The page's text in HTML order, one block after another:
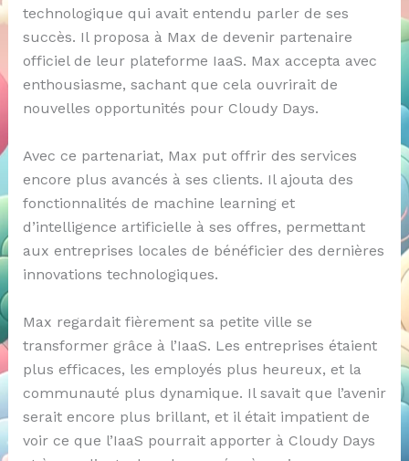
technologique qui avait entendu parler de ses
succès. Il proposa à Max de devenir partenaire
officiel de leur plateforme IaaS. Max accepta avec
enthousiasme, sachant que cela ouvrirait de
nouvelles opportunités pour Cloudy Days.
Avec ce partenariat, Max put offrir des services
encore plus avancés à ses clients. Il ajouta des
fonctionnalités de machine learning et
d’intelligence artificielle à ses offres, permettant
aux entreprises locales de bénéficier des dernières
innovations technologiques.
Max regardait fièrement sa petite ville se
transformer grâce à l’IaaS. Les entreprises étaient
plus efficaces, les employés plus heureux, et la
communauté plus dynamique. Il savait que l’avenir
serait encore plus brillant, et il était impatient de
voir ce que l’IaaS pourrait apporter à Cloudy Days